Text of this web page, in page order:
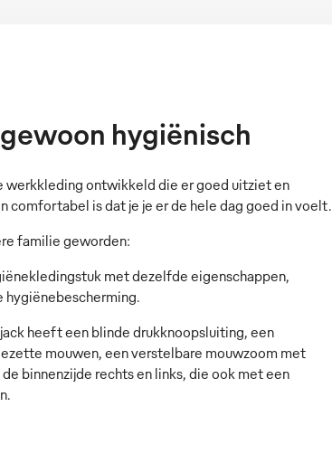
hygiënisch
ontwikkeld die er goed uitziet en
comfortabel is dat je je er de hele dag goed in voelt.
familie geworden:
met dezelfde eigenschappen,
heeft een blinde drukknoopsluiting, een
mouwen, een verstelbare mouwzoom met
binnenzijde rechts en links, die ook met een